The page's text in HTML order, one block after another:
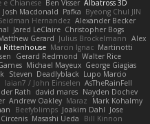
e Chianese Ben Visser Albatross 3D
Josh Macdonald Pafka Byeong Chul JIN
Hernandez Alexander Becker
Jared LeClaire Christopher Bogs
Gerard Julius Brockelmann Alex
Rittenhouse Marcin Ignac Martinotti
Gerard Redmond Walter Rice
Michael Mayeux George Giagias
Steven Deadlyblack Lupo Marcio
Iaian7 / John Einselen AsTheRainFell
Rath david mares Nayden Dochev
Andrew Oakley Maraz
Mark Kohalmy
Beefyblimps Joakim Dahl Jose
Circenis Masashi Ueda
Bill Kinnon